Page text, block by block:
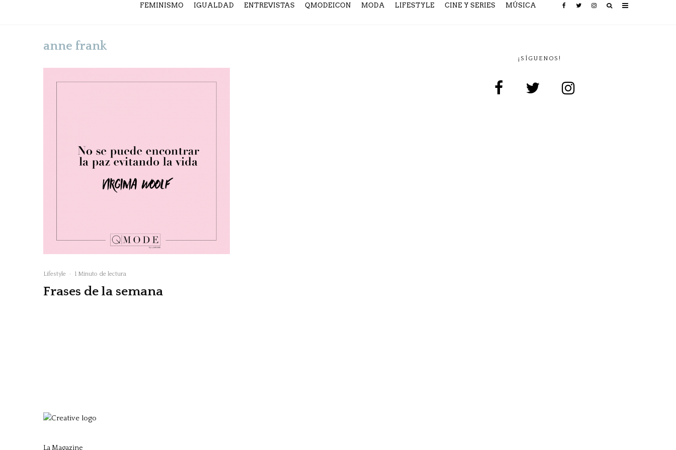
FEMINISMO IGUALDAD ENTREVISTAS QMODEICON MODA LIFESTYLE CINE Y SERIES MÚSICA
anne frank
Lifestyle · 1 Minuto de lectura
Frases de la semana
¡SÍGUENOS!
La Magazine